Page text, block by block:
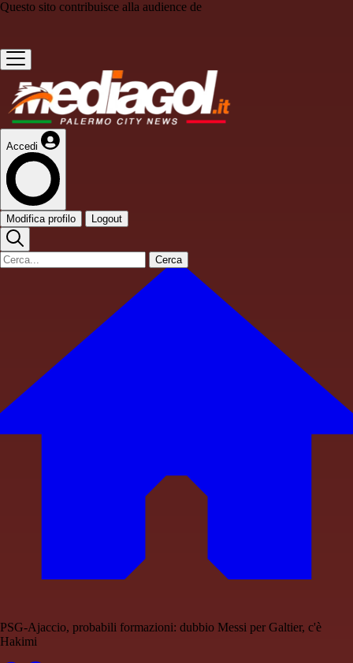
Questo sito contribuisce alla audience de
Accedi
Modifica profilo Logout
Cerca
PSG-Ajaccio, probabili formazioni: dubbio Messi per Galtier, c'è
Hakimi